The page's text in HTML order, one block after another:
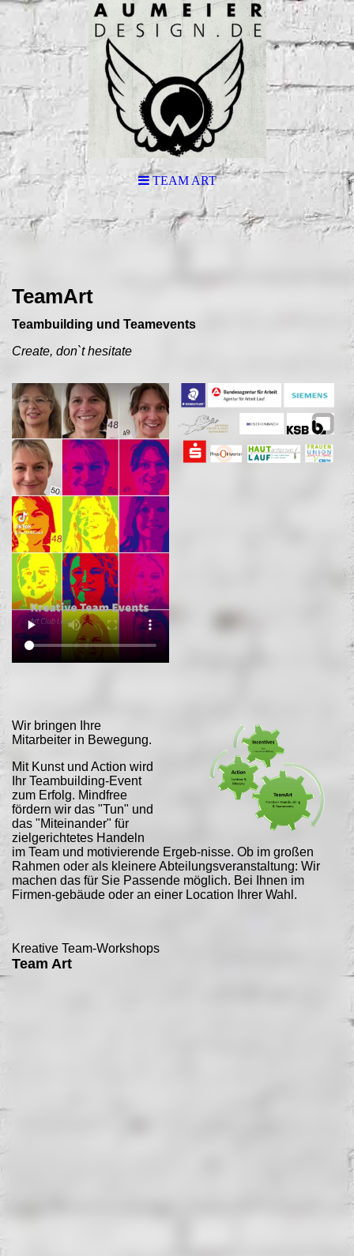
TEAM ART
TeamArt
Teambuilding und Teamevents
Create, don`t hesitate
Wir bringen Ihre
Mitarbeiter in Bewegung.
Mit Kunst und Action wird
Ihr Teambuilding-Event
zum Erfolg. Mindfree
fördern wir das "Tun" und
das "Miteinander" für
zielgerichtetes Handeln
im Team und motivierende Ergeb-nisse. Ob im großen
Rahmen oder als kleinere Abteilungsveranstaltung: Wir
machen das für Sie Passende möglich. Bei Ihnen im
Firmen-gebäude oder an einer Location Ihrer Wahl.
Kreative Team-Workshops
Team Art